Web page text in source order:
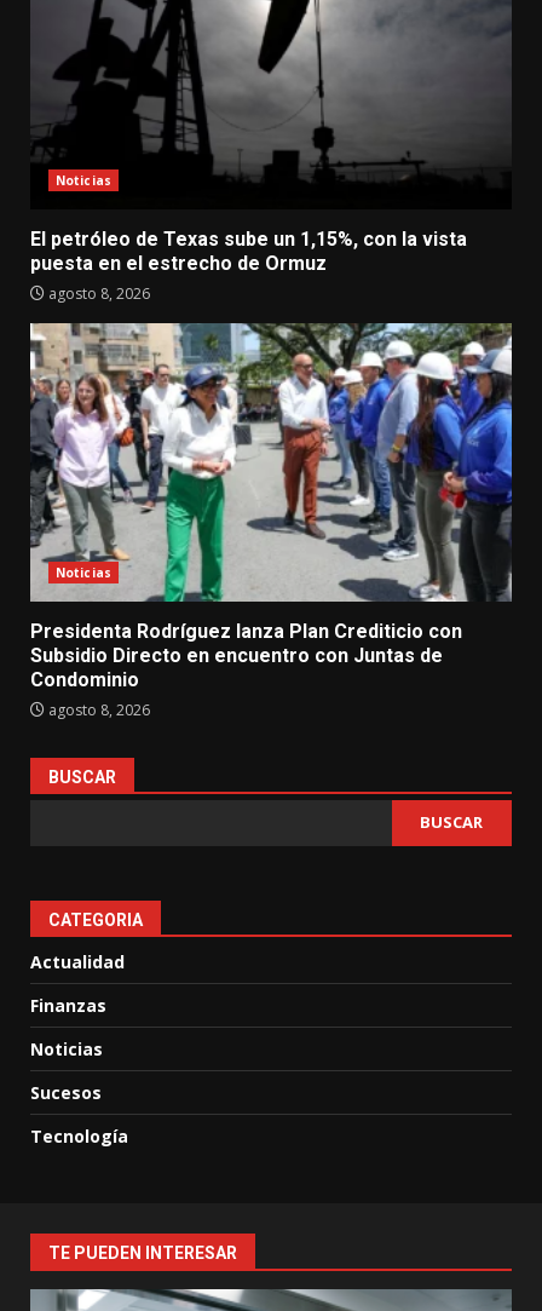
Noticias
El petróleo de Texas sube un 1,15%, con la vista
puesta en el estrecho de Ormuz
agosto 8, 2026
Noticias
Presidenta Rodríguez lanza Plan Crediticio con
Subsidio Directo en encuentro con Juntas de
Condominio
agosto 8, 2026
BUSCAR
BUSCAR
CATEGORIA
Actualidad
Finanzas
Noticias
Sucesos
Tecnología
TE PUEDEN INTERESAR